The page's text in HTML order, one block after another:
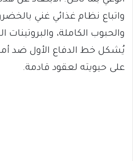
واتباع نظام غذائي غني
والحبوب الكاملة،
يُشكل خط الدفاع الأول ضد
على حيويته لعقود قادمة.